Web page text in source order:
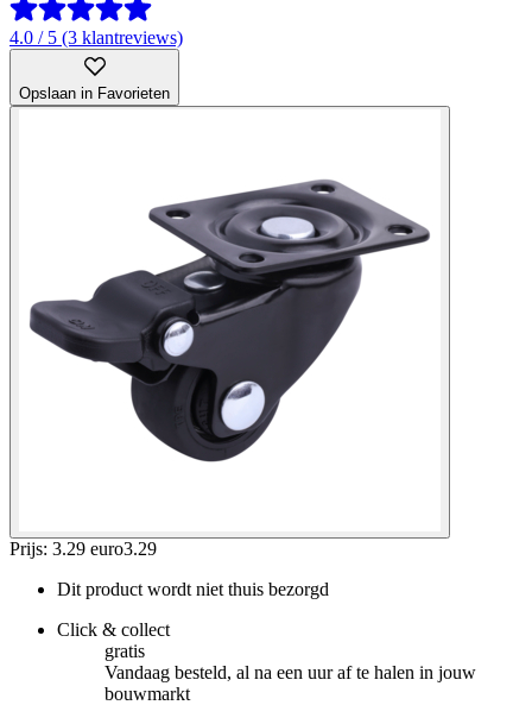
4.0 / 5 (3 klantreviews)
Opslaan in Favorieten
Prijs: 3.29 euro3.29
Dit product wordt niet thuis bezorgd
Click & collect
gratis
Vandaag besteld, al na een uur af te halen in jouw
bouwmarkt